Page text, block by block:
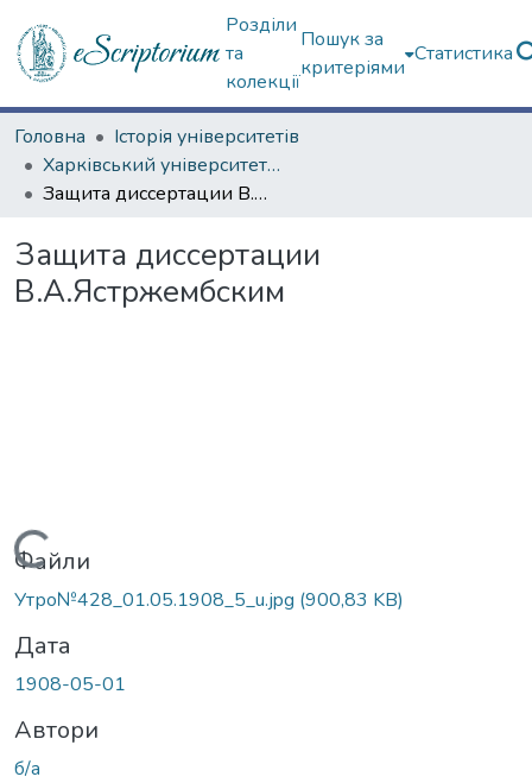
Розділи
та
колекції
Пошук за
критеріями
Статистика
Головна
Історія університетів
Харківський університет (сторінками періодичних видань)
Защита диссертации В.А.Ястржембским
Защита диссертации
В.А.Ястржембским
Вантажиться...
Файли
Утро№428_01.05.1908_5_u.jpg (900,83 KB)
Дата
1908-05-01
Автори
б/а